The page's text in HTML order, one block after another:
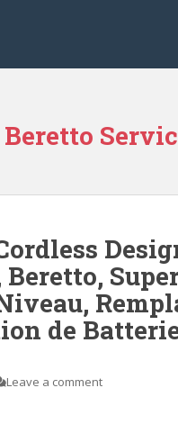
Beretto,
de
Leave a comment